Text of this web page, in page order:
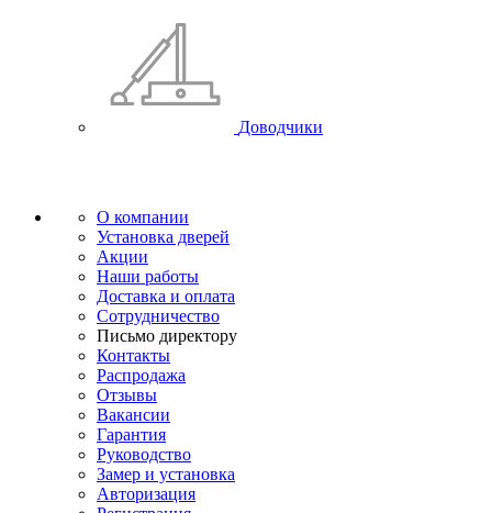
Доводчики
О компании
Установка дверей
Акции
Наши работы
Доставка и оплата
Сотрудничество
Письмо директору
Контакты
Распродажа
Отзывы
Вакансии
Гарантия
Руководство
Замер и установка
Авторизация